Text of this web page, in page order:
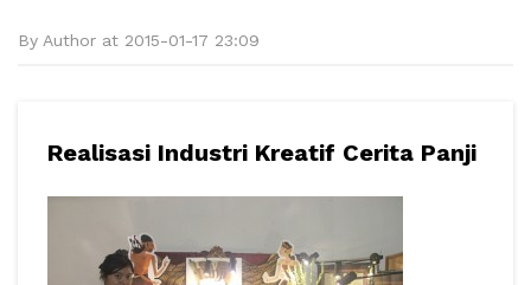
By Author at 2015-01-17 23:09
Realisasi Industri Kreatif Cerita Panji